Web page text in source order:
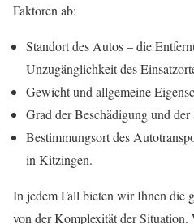
Faktoren ab:
Standort des Autos – die
Unzugänglichkeit des
Gewicht und allgemeine
Grad der Beschädigung und
Bestimmungsort des
in Kitzingen.
In jedem Fall bieten wir Ihnen die
von der Komplexität der